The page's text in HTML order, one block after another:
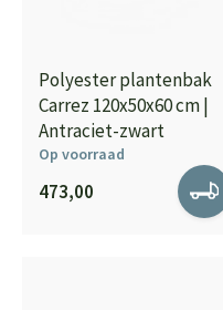
Polyester plantenbak
Carrez 120x50x60 cm |
Antraciet-zwart
Op voorraad
473,00